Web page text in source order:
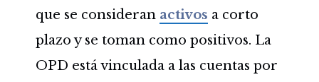
que se consideran activos a corto
plazo y se toman como positivos. La
OPD está vinculada a las cuentas por